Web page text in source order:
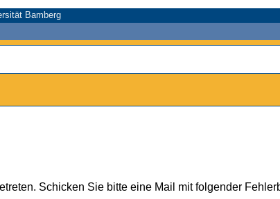
Bamberg
Schicken Sie bitte eine Mail mit folgender